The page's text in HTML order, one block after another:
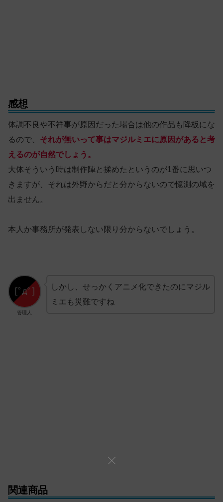
感想
体調不良や不祥事が原因だった場合は他の作品も降板にな
るので、 それが無いって事はマジルミエに原因があると考
えるのが自然でしょう。
大体そういう時は制作陣と揉めたというのが1番に思いつ
きますが、それは外野からだと分からないので憶測の域を
出ません。
本人か事務所が発表しない限り分からないでしょう。
管理人
しかし、せっかくアニメ化できたのにマジル
ミエも災難ですね
関連商品